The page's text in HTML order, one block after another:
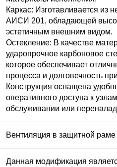
Каркас: Изготавливается из
АИСИ 201, обладающей
эстетичным внешним видом.
Остекление: В качестве
ударопрочное карбоновое
которое обеспечивает
процесса и долговечность
Конструкция оснащена
оперативного доступа к
обслуживании или
Вентиляция в защитной раме
Данная модификация